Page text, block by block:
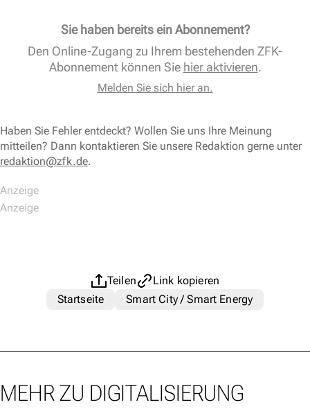
Sie haben bereits ein Abonnement?
Den Online-Zugang zu Ihrem bestehenden ZFK-
Abonnement können Sie hier aktivieren.
Melden Sie sich hier an.
Haben Sie Fehler entdeckt? Wollen Sie uns Ihre Meinung
mitteilen? Dann kontaktieren Sie unsere Redaktion gerne unter
redaktion@zfk.de.
Teilen
Link kopieren
Startseite
Smart City / Smart Energy
MEHR ZU DIGITALISIERUNG